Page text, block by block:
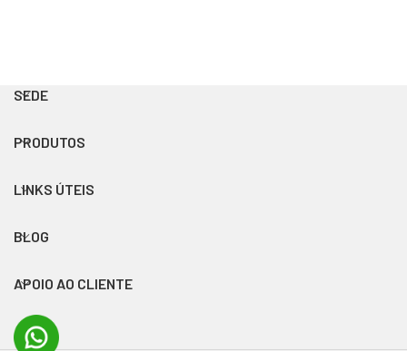
SEDE
PRODUTOS
LINKS ÚTEIS
BLOG
APOIO AO CLIENTE